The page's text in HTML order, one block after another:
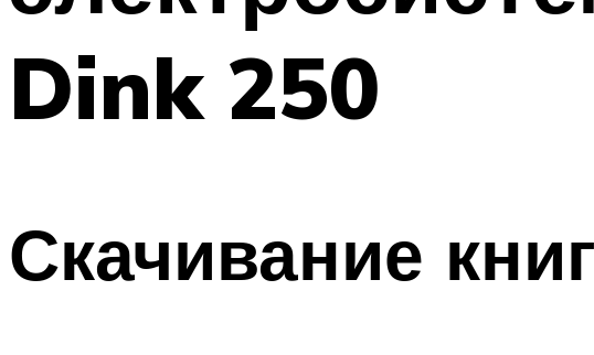
Dink 250
Скачивание